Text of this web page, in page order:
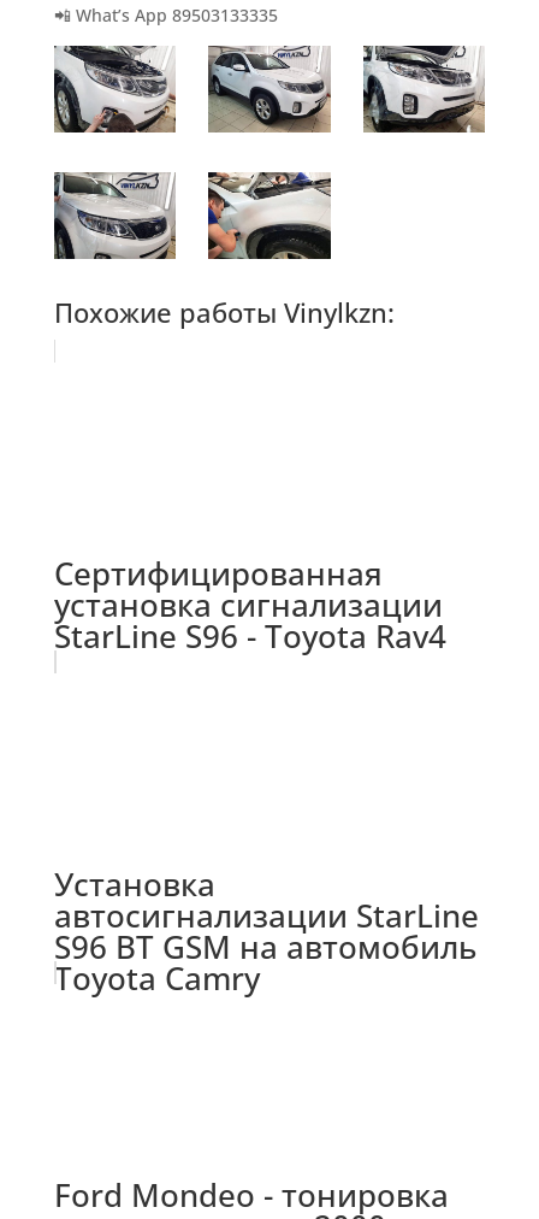
📲 What’s App 89503133335
Похожие работы Vinylkzn:
Сертифицированная
установка сигнализации
StarLine S96 - Toyota Rav4
Установка
автосигнализации StarLine
S96 BT GSM на автомобиль
Toyota Camry
Ford Mondeo - тонировка